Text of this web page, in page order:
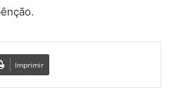
Imprimir